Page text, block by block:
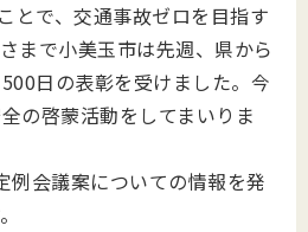
とで、交通事故ゼロを目指す
まで小美玉市は先週、県から
日の表彰を受けました。今
の啓蒙活動をしてまいりま
例会議案についての情報を発